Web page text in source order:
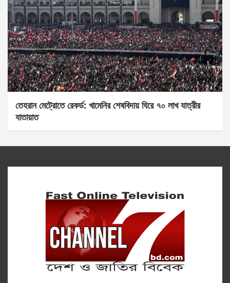
তেহরান মেট্রোতে রেকর্ড: খামেনির শেষবিদায় ঘিরে ৭০ লাখ যাত্রীর
যাতায়াত